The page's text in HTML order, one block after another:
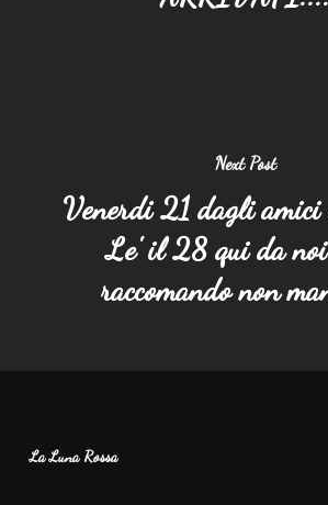
Next Post
Venerdi 21 dagli
Le' il 28 qui da
raccomando non
La Luna Rossa